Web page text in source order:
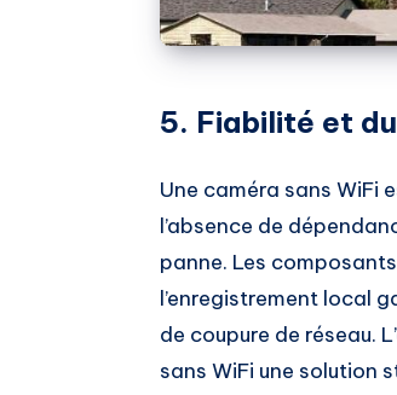
5. Fiabilité et
Une caméra sans WiFi
l’absence de
panne. Les
l’enregistrement local
de coupure de réseau.
sans WiFi une solution